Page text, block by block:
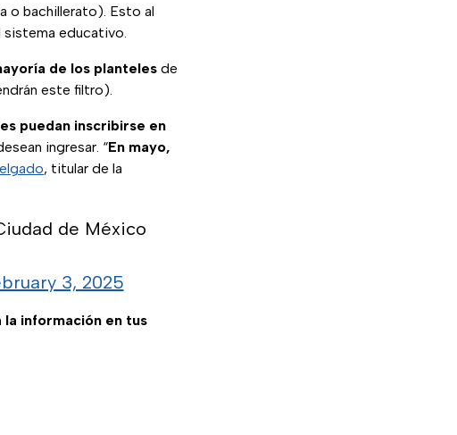
o bachillerato). Esto al
sistema educativo.
de los planteles de
este filtro).
puedan inscribirse en
ingresar. “En mayo,
, titular de la
de México
3, 2025
la información en tus